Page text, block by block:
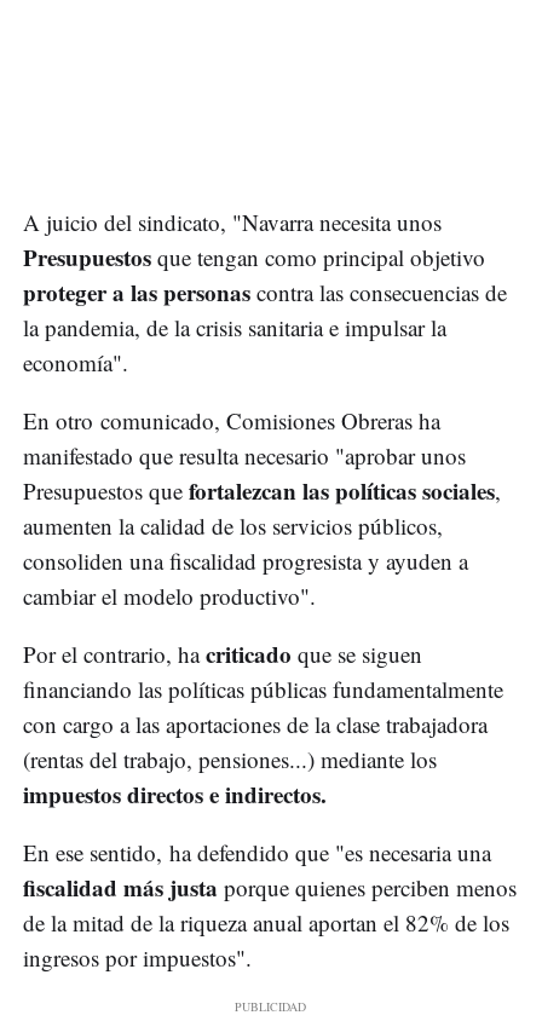
A juicio del sindicato, "Navarra necesita unos
Presupuestos que tengan como principal objetivo
proteger a las personas contra las consecuencias de
la pandemia, de la crisis sanitaria e impulsar la
economía".
En otro comunicado, Comisiones Obreras ha
manifestado que resulta necesario "aprobar unos
Presupuestos que fortalezcan las políticas sociales,
aumenten la calidad de los servicios públicos,
consoliden una fiscalidad progresista y ayuden a
cambiar el modelo productivo".
Por el contrario, hacriticado que se siguen
financiando las políticas públicas fundamentalmente
con cargo a las aportaciones de la clase trabajadora
(rentas del trabajo, pensiones...) mediante los
impuestos directos e indirectos.
En ese sentido, ha defendido que "es necesaria una
fiscalidad más justa porque quienes perciben menos
de la mitad de la riqueza anual aportan el 82% de los
ingresos por impuestos".